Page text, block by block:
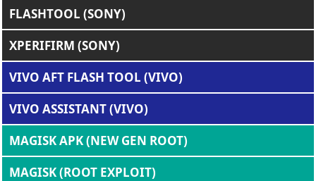
FLASHTOOL (SONY)
XPERIFIRM (SONY)
VIVO AFT FLASH TOOL (VIVO)
VIVO ASSISTANT (VIVO)
MAGISK APK (NEW GEN ROOT)
MAGISK (ROOT EXPLOIT)